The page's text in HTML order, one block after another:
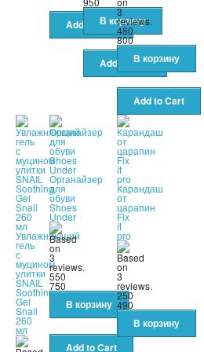
480
800
Увлажняющий
гель
с
муцином
улитки
SNAIL
Soothing
Gel
Snail
260
мл
Органайзер
для
обуви
Shoes
Under
550
750
Карандаш
от
царапин
Fix
it
pro
250
490